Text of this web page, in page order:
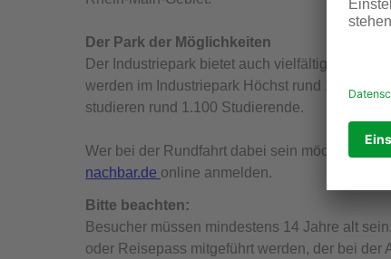
Der Park der Möglichkeiten
Der Industriepark bietet auch vielfältige
werden im Industriepark Höchst rund 1.400
studieren rund 1.100 Studierende.
Wer bei der Rundfahrt dabei sein möchte,
nachbar.de online anmelden.
Bitte beachten:
Besucher müssen mindestens 14 Jahre alt
oder Reisepass mitgeführt werden, der bei